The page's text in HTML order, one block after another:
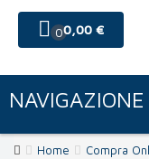
00,00 €
NAVIGAZIONE
Home Compra